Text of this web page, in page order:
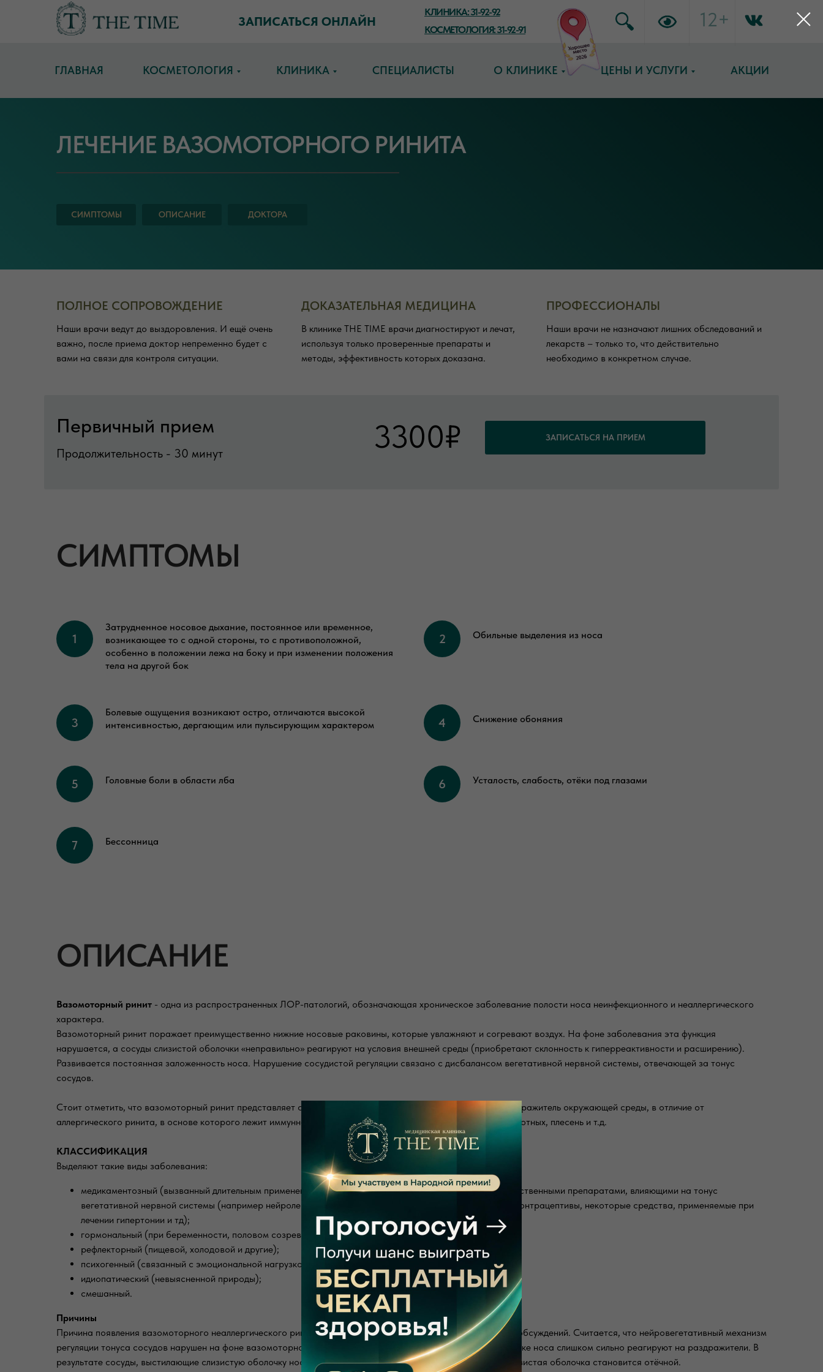
КЛИНИКА: 31-92-92
КОСМЕТОЛОГИЯ: 31-92-91
12+
ЗАПИСАТЬСЯ ОНЛАЙН
ГЛАВНАЯ КОСМЕТОЛОГИЯ КЛИНИКА СПЕЦИАЛИСТЫ О КЛИНИКЕ ЦЕНЫ И УСЛУГИ АКЦИИ
ЛЕЧЕНИЕ ВАЗОМОТОРНОГО РИНИТА
СИМПТОМЫ ОПИСАНИЕ ДОКТОРА
ПОЛНОЕ СОПРОВОЖДЕНИЕ
Наши врачи ведут до выздоровления. И ещё очень
важно, после приема доктор непременно будет с
вами на связи для контроля ситуации.
ДОКАЗАТЕЛЬНАЯ МЕДИЦИНА
В клинике THE TIME врачи диагностируют и лечат,
используя только проверенные препараты и
методы, эффективность которых доказана.
ПРОФЕССИОНАЛЫ
Наши врачи не назначают лишних обследований и
лекарств – только то, что действительно
необходимо в конкретном случае.
Первичный прием
Продолжительность - 30 минут 3300₽ ЗАПИСАТЬСЯ НА ПРИЕМ
СИМПТОМЫ
Затрудненное носовое дыхание, постоянное или временное,
возникающее то с одной стороны, то с противоположной,
особенно в положении лежа на боку и при изменении положения
тела на другой бок
Обильные выделения из носа
Болевые ощущения возникают остро, отличаются высокой
интенсивностью, дергающим или пульсирующим характером
Снижение обоняния
Головные боли в области лба Усталость, слабость, отёки под глазами
Бессонница
ОПИСАНИЕ
Вазомоторный ринит - одна из распространенных ЛОР-патологий, обозначающая хроническое заболевание полости носа неинфекционного и неаллергического
характера.
Вазомоторный ринит поражает преимущественно нижние носовые раковины, которые увлажняют и согревают воздух. На фоне заболевания эта функция
нарушается, а сосуды слизистой оболочки «неправильно» реагируют на условия внешней среды (приобретают склонность к гиперреактивности и расширению).
Развивается постоянная заложенность носа. Нарушение сосудистой регуляции связано с дисбалансом вегетативной нервной системы, отвечающей за тонус
сосудов.
Стоит отметить, что вазомоторный ринит представляет собой сверхчувствительную реакцию на любой раздражитель окружающей среды, в отличие от
аллергического ринита, в основе которого лежит иммунная реакция на белок, пыльцу, шерсть домашних животных, плесень и т.д.
КЛАССИФИКАЦИЯ
Выделяют такие виды заболевания:
медикаментозный (вызванный длительным применением сосудосуживающих капель или прочими лекарственными препаратами, влияющими на тонус
вегетативной нервной системы (например нейролептики, противосудорожные препараты, оральные контрацептивы, некоторые средства, применяемые при
лечении гипертонии и тд);
гормональный (при беременности, половом созревании, болезнях эндокринной системы);
рефлекторный (пищевой, холодовой и другие);
психогенный (связанный с эмоциональной нагрузкой);
идиопатический (невыясненной природы);
смешанный.
Причины
Причина появления вазомоторного неаллергического ринита остается темой медицинских исследований и обсуждений. Считается, что нейровегетативный механизм
регуляции тонуса сосудов нарушен на фоне вазомоторного ринита. Нервные окончания в слизистой оболочке носа слишком сильно реагируют на раздражители. В
результате сосуды, выстилающие слизистую оболочку носа, расширяются, приток крови увеличивается, слизистая оболочка становится отёчной.